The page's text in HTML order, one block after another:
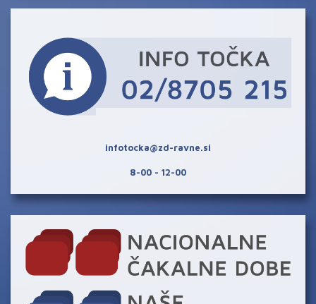
infotocka@zd-ravne.si
8-00 - 12-00